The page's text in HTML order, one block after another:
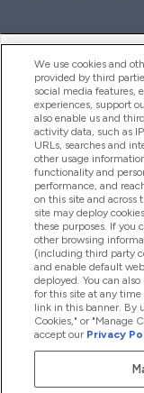
ヘルプ＆ガイド
商品について
会社概要
特典＆ポイント
2026 The Hut.com
We use cookies and
provided by third
social media features,
experiences, support
also enable us and
activity data, such as
URLs, searches and
other usage
functionality and
performance, and
on this site and across
site may deploy
these purposes. If you
other browsing
(including third party
and enable default
deployed. You can
for this site at any
link in this banner. By
Cookies," or "Manage
accept our Privacy